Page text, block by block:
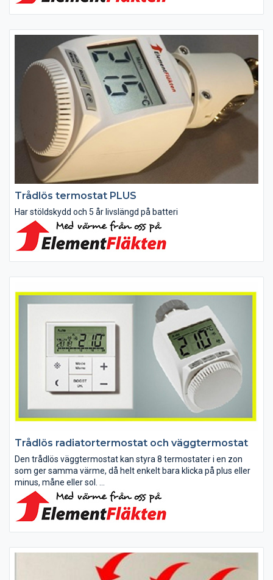
Trådlös termostat PLUS
Har stöldskydd och 5 år livslängd på batteri
Trådlös radiatortermostat och väggtermostat
Den trådlös väggtermostat kan styra 8 termostater i en zon
som ger samma värme, då helt enkelt bara klicka på plus eller
minus, måne eller sol.
Med vår trådlösa SMART-termostat kan man från dator eller
mobil styra temperaturen i hemmet:...